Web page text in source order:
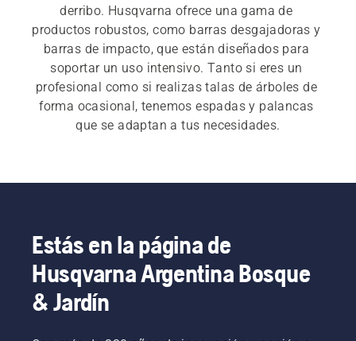
derribo. Husqvarna ofrece una gama de
productos robustos, como barras desgajadoras y
barras de impacto, que están diseñados para
soportar un uso intensivo. Tanto si eres un
profesional como si realizas talas de árboles de
forma ocasional, tenemos espadas y palancas
que se adaptan a tus necesidades.
Estás en la página de
Husqvarna Argentina Bosque
& Jardín